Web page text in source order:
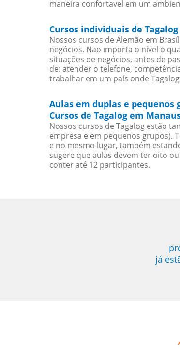
maneira confortavel em um
Cursos individuais de
Nossos cursos de Alemão em
negócios. Não importa o nível o
situações de negócios, antes de
de: atender o telefone,
trabalhar em um país onde
Aulas em duplas e pequenos
Cursos de Tagalog em
Nossos cursos de Tagalog estão
empresa e em pequenos grupos).
e no mesmo lugar, também
sugere que aulas devem ter oito
conter até 12 participantes.
já
is going amazing! Thanks